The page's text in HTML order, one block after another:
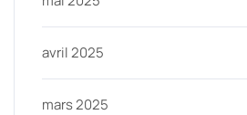
avril 2025
mars 2025